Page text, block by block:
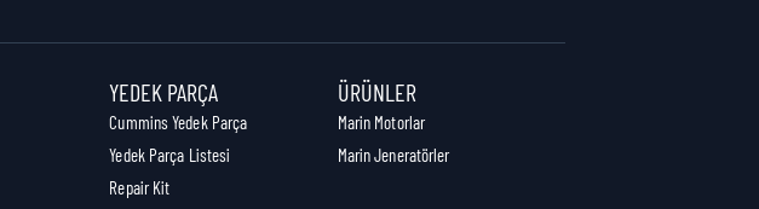
YEDEK PARÇA
Cummins Yedek Parça
Yedek Parça Listesi
Repair Kit
ÜRÜNLER
Marin Motorlar
Marin Jeneratörler